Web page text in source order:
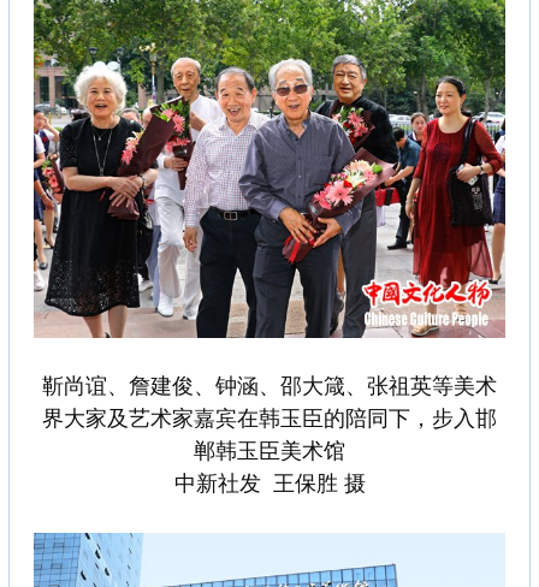
靳尚谊、詹建俊、钟涵、邵大箴、张祖英等美术
界大家及艺术家嘉宾在韩玉臣的陪同下，步入邯
郸韩玉臣美术馆
中新社发 王保胜 摄